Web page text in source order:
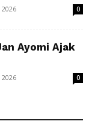
0
Ayomi Ajak
0